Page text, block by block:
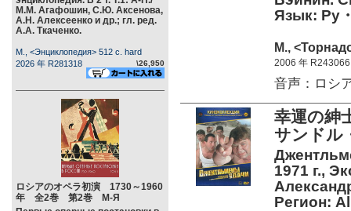
М.М. Агафошин, С.Ю. Аксенова,
А.Н. Алексеенко и др.; гл. ред.
А.А. Ткаченко.
М., <Энциклопедия> 512 c. hard
2026 年 R281318
\26,950
ロシアのオペラ初演 1730～1960
年 全2巻 第2巻 М-Я
Язык: Ру
М.,
2006 年 R243066
音声：ロシ
幸運の
サンドル
1971 г.,
Регион: